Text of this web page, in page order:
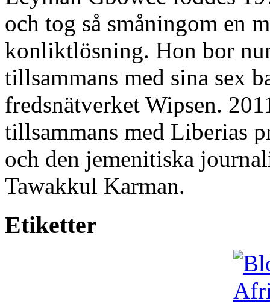
och tog så småningom en
konliktlösning. Hon bor
tillsammans med sina sex
fredsnätverket Wipsen.
tillsammans med Liberias
och den jemenitiska
Tawakkul Karman.
Etiketter